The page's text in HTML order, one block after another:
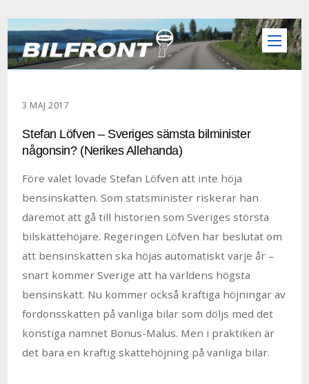
3 MAJ 2017
Stefan Löfven – Sveriges sämsta bilminister
någonsin? (Nerikes Allehanda)
Före valet lovade Stefan Löfven att inte höja
bensinskatten. Som statsminister riskerar han
däremot att gå till historien som Sveriges största
bilskattehöjare. Regeringen Löfven har beslutat om
att bensinskatten ska höjas automatiskt varje år –
snart kommer Sverige att ha världens högsta
bensinskatt. Nu kommer också kraftiga höjningar av
fordonsskatten på vanliga bilar som döljs med det
konstiga namnet Bonus-Malus. Men i praktiken är
det bara en kraftig skattehöjning på vanliga bilar.